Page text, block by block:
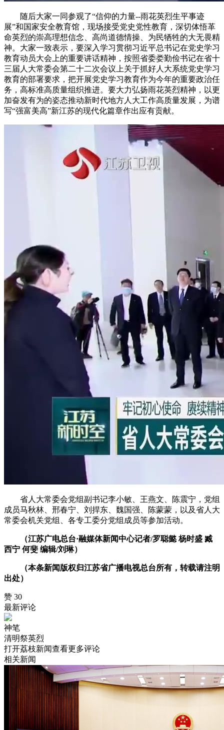
随后大家一同参观了“信仰的力量--雨花英烈生平事迹
展”和国家安全教育馆，现场接受党史党性教育，深切体悟革
命英烈的崇高理想信念、高尚道德情操、为民牺牲的大无畏精
神。大家一致表示，要深入学习贯彻习近平总书记在党史学习
教育动员大会上的重要讲话精神，按照省委娄勤俭书记在省十
三届人大常委会第二十二次会议上关于抓好人大系统党史学习
教育的部署要求，把开展党史学习教育作为今年的重要政治任
务，高标准高质量组织推进。要大力弘扬雨花英烈精神，以更
加奋发有为的姿态推动新时代地方人大工作高质量发展，为谱
写“强富美高”新江苏的现代化篇章作出应有贡献。
省人大常委会党组副书记李小敏、王燕文、陈震宁，党组
成员马秋林、邢春宁、刘捍东、魏国强、陈蒙蒙，以及省人大
常委会机关党组、各专工委分党组成员等参加活动。
（江苏广电总台·融媒体新闻中心记者/罗聪懿 杨时盛 臧
西宁 何斐 编辑/刘琳）
（本条新闻版权归江苏省广播电视总台所有，转载请注明
出处）
赞 30
最新评论
神笔
清明祭英烈
打开荔枝新闻查看更多评论
相关新闻